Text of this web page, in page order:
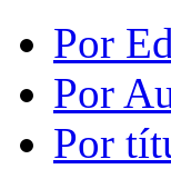
Por
Por
Por